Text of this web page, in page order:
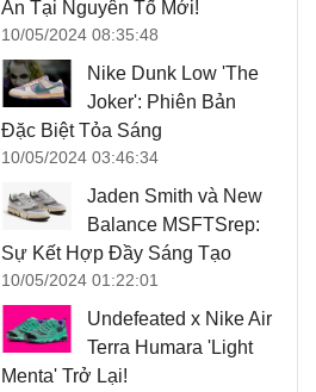
Ẩn Tại Nguyên Tố Mới!
10/05/2024 08:35:48
Nike Dunk Low 'The
Joker': Phiên Bản
Đặc Biệt Tỏa Sáng
10/05/2024 03:46:34
Jaden Smith và New
Balance MSFTSrep:
Sự Kết Hợp Đầy Sáng Tạo
10/05/2024 01:22:01
Undefeated x Nike Air
Terra Humara 'Light
Menta' Trở Lại!